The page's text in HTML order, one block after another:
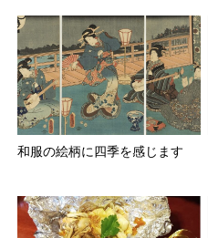
和服の絵柄に四季を感じます